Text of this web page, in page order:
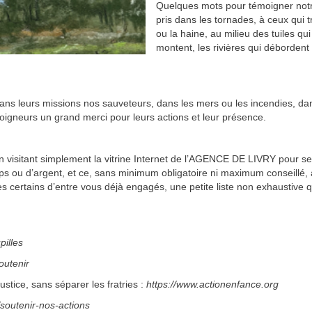
Quelques mots pour témoigner
pris dans les tornades, à ceux qui
ou la haine, au milieu des tuiles
montent, les rivières qui
leurs missions nos sauveteurs, dans les mers ou les incendies,
un grand merci pour leurs actions et leur présence.
visitant simplement la vitrine Internet de l’AGENCE DE LIVRY pour
ou d’argent, et ce, sans minimum obligatoire ni maximum
certains d’entre vous déjà engagés, une petite liste non exhaustive
sans séparer les fratries : https://www.actionenfance.org
nos-actions